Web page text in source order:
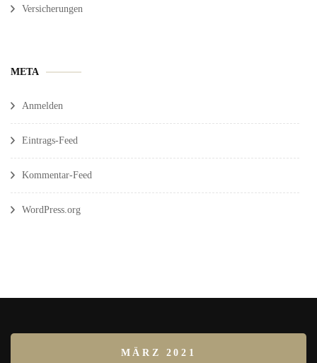
Versicherungen
META
Anmelden
Eintrags-Feed
Kommentar-Feed
WordPress.org
MÄRZ 2021